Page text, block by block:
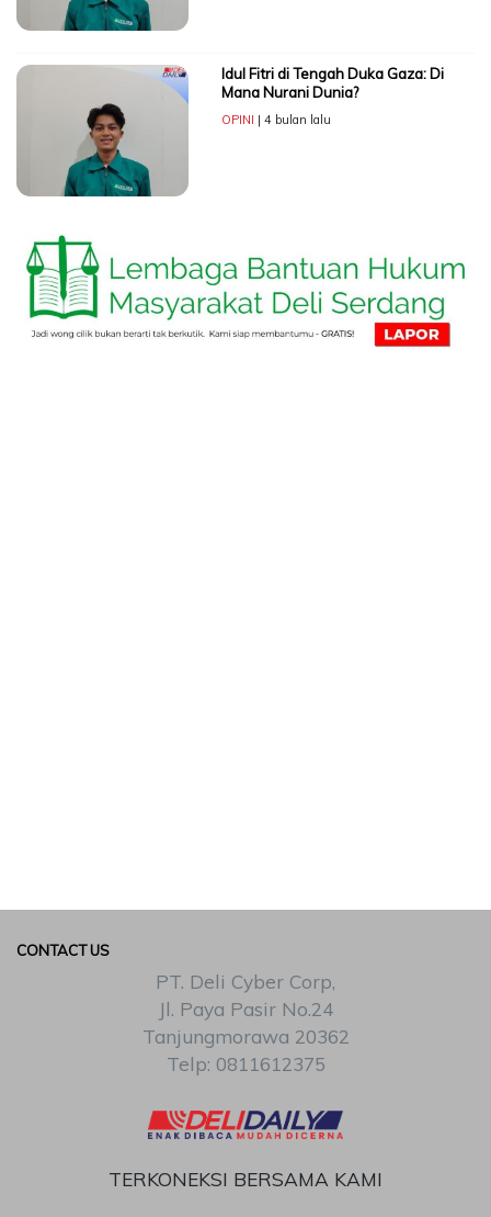
Idul Fitri di Tengah Duka Gaza: Di
Mana Nurani Dunia?
OPINI | 4 bulan lalu
TERKONEKSI BERSAMA KAMI
CONTACT US
PT. Deli Cyber Corp,
Jl. Paya Pasir No.24
Tanjungmorawa 20362
Telp: 0811612375